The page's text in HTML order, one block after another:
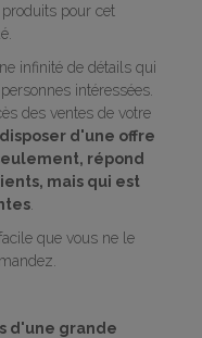
pour cet
infinité de détails qui
intéressées.
des ventes de votre
d'une offre
répond
mais qui est
que vous ne le
d'une grande